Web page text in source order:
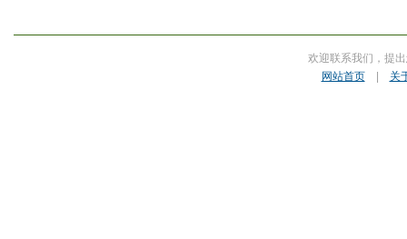
欢迎联系我们，提
网站首页| 关